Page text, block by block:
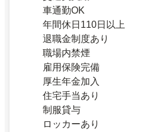
車通勤OK
年間休日110日以上
退職金制度あり
職場内禁煙
雇用保険完備
厚生年金加入
住宅手当あり
制服貸与
ロッカーあり